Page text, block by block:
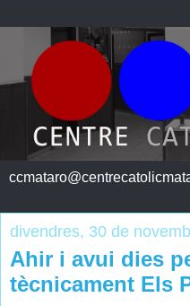
divendres, 30 de
Ahir i avui dies
tècnicament Els